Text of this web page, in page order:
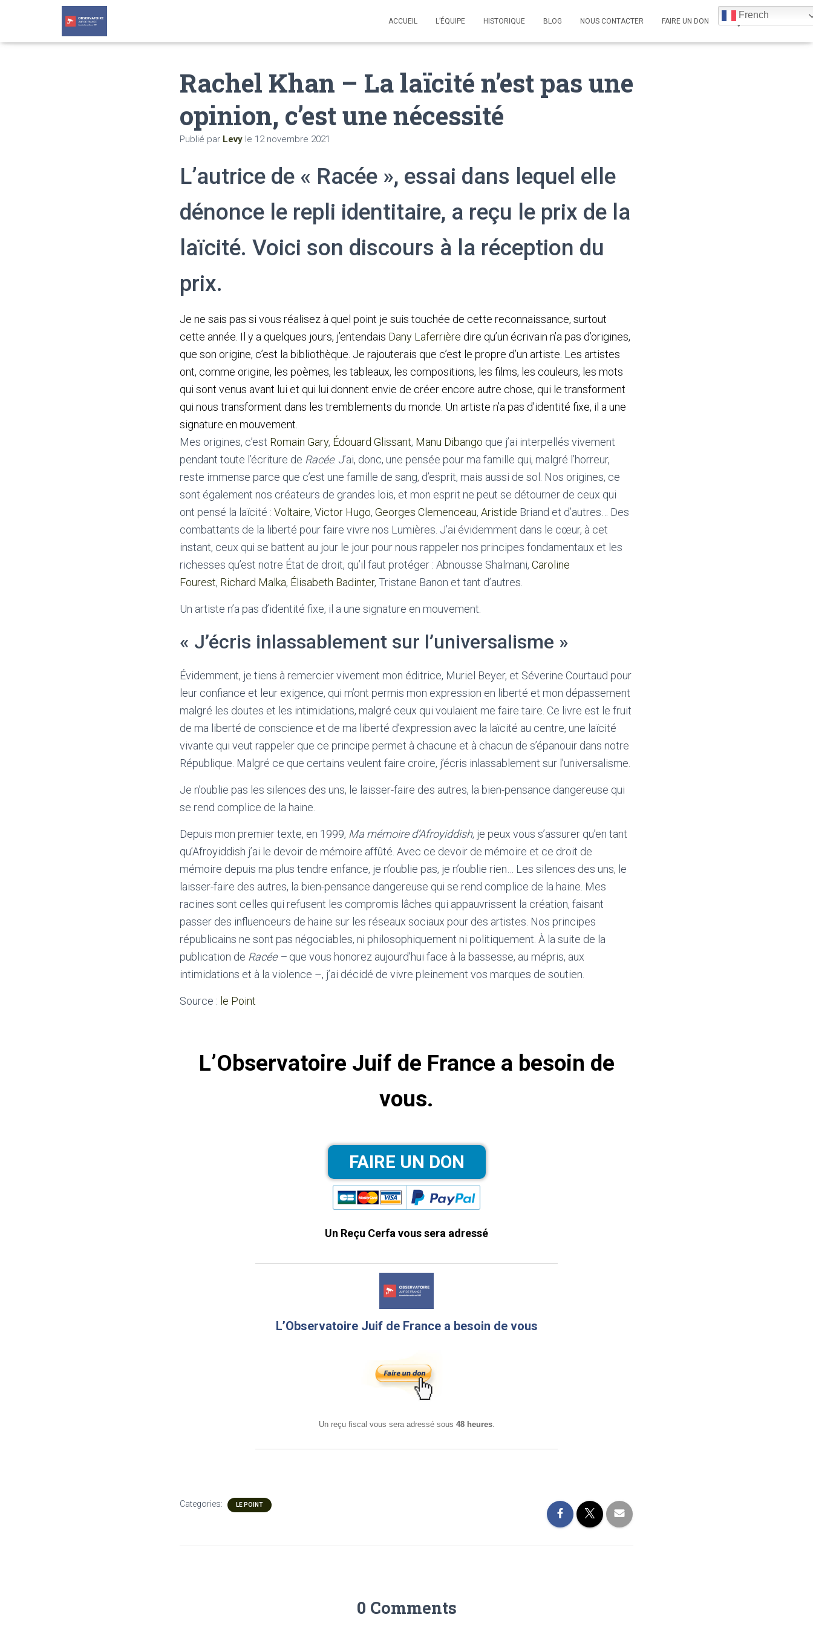
ACCUEIL L’ÉQUIPE HISTORIQUE BLOG NOUS CONTACTER FAIRE UN DON
French
Rachel Khan – La laïcité n’est pas une
opinion, c’est une nécessité
Publié par Levy le 12 novembre 2021
L’autrice de « Racée », essai dans lequel elle
dénonce le repli identitaire, a reçu le prix de la
laïcité. Voici son discours à la réception du
prix.
Je ne sais pas si vous réalisez à quel point je suis touchée de cette reconnaissance, surtout
cette année. Il y a quelques jours, j’entendais Dany Laferrière dire qu’un écrivain n’a pas d’origines,
que son origine, c’est la bibliothèque. Je rajouterais que c’est le propre d’un artiste. Les artistes
ont, comme origine, les poèmes, les tableaux, les compositions, les films, les couleurs, les mots
qui sont venus avant lui et qui lui donnent envie de créer encore autre chose, qui le transforment
qui nous transforment dans les tremblements du monde. Un artiste n’a pas d’identité fixe, il a une
signature en mouvement.
Mes origines, c’est Romain Gary, Édouard Glissant, Manu Dibango que j’ai interpellés vivement
pendant toute l’écriture de Racée. J’ai, donc, une pensée pour ma famille qui, malgré l’horreur,
reste immense parce que c’est une famille de sang, d’esprit, mais aussi de sol. Nos origines, ce
sont également nos créateurs de grandes lois, et mon esprit ne peut se détourner de ceux qui
ont pensé la laïcité : Voltaire, Victor Hugo, Georges Clemenceau, Aristide Briand et d’autres… Des
combattants de la liberté pour faire vivre nos Lumières. J’ai évidemment dans le cœur, à cet
instant, ceux qui se battent au jour le jour pour nous rappeler nos principes fondamentaux et les
richesses qu’est notre État de droit, qu’il faut protéger : Abnousse Shalmani, Caroline
Fourest, Richard Malka, Élisabeth Badinter, Tristane Banon et tant d’autres.
Un artiste n’a pas d’identité fixe, il a une signature en mouvement.
« J’écris inlassablement sur l’universalisme »
Évidemment, je tiens à remercier vivement mon éditrice, Muriel Beyer, et Séverine Courtaud pour
leur confiance et leur exigence, qui m’ont permis mon expression en liberté et mon dépassement
malgré les doutes et les intimidations, malgré ceux qui voulaient me faire taire. Ce livre est le fruit
de ma liberté de conscience et de ma liberté d’expression avec la laïcité au centre, une laïcité
vivante qui veut rappeler que ce principe permet à chacune et à chacun de s’épanouir dans notre
République. Malgré ce que certains veulent faire croire, j’écris inlassablement sur l’universalisme.
Je n’oublie pas les silences des uns, le laisser-faire des autres, la bien-pensance dangereuse qui
se rend complice de la haine.
Depuis mon premier texte, en 1999, Ma mémoire d’Afroyiddish, je peux vous s’assurer qu’en tant
qu’Afroyiddish j’ai le devoir de mémoire affûté. Avec ce devoir de mémoire et ce droit de
mémoire depuis ma plus tendre enfance, je n’oublie pas, je n’oublie rien… Les silences des uns, le
laisser-faire des autres, la bien-pensance dangereuse qui se rend complice de la haine. Mes
racines sont celles qui refusent les compromis lâches qui appauvrissent la création, faisant
passer des influenceurs de haine sur les réseaux sociaux pour des artistes. Nos principes
républicains ne sont pas négociables, ni philosophiquement ni politiquement. À la suite de la
publication de Racée – que vous honorez aujourd’hui face à la bassesse, au mépris, aux
intimidations et à la violence –, j’ai décidé de vivre pleinement vos marques de soutien.
Source : le Point
L’Observatoire Juif de France a besoin de
vous.
Un Reçu Cerfa vous sera adressé
L’Observatoire Juif de France a besoin de vous
Un reçu fiscal vous sera adressé sous 48 heures.
Categories: LE POINT
0 Comments